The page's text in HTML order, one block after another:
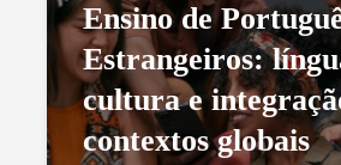
Ensino de
Estrangeiros:
cultura e
contextos globais